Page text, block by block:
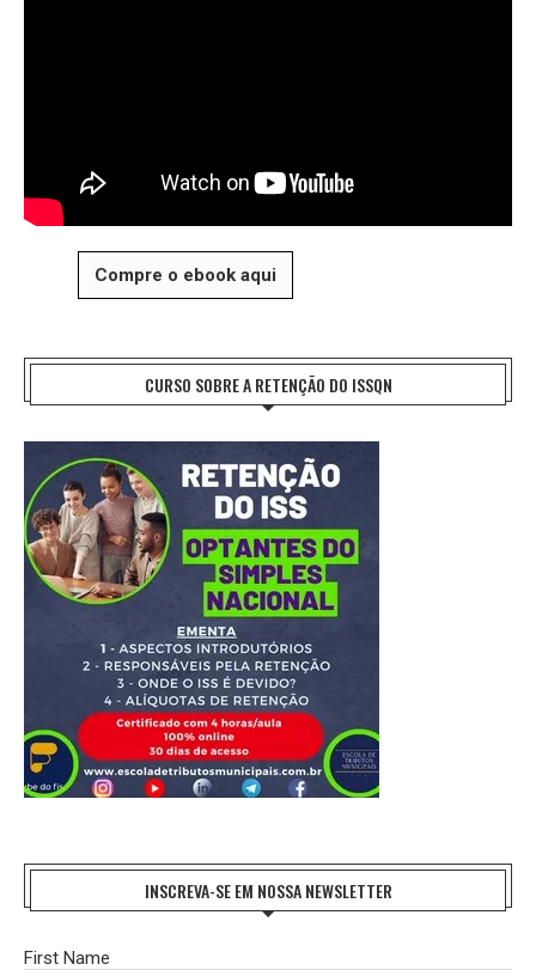
Compre o ebook aqui
CURSO SOBRE A RETENÇÃO DO ISSQN
INSCREVA-SE EM NOSSA NEWSLETTER
First Name